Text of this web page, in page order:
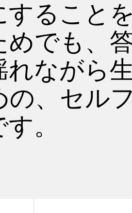
すること
めでも、
れながら
の、セル
。